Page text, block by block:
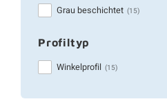
Grau beschichtet (15)
Profiltyp
Winkelprofil (15)